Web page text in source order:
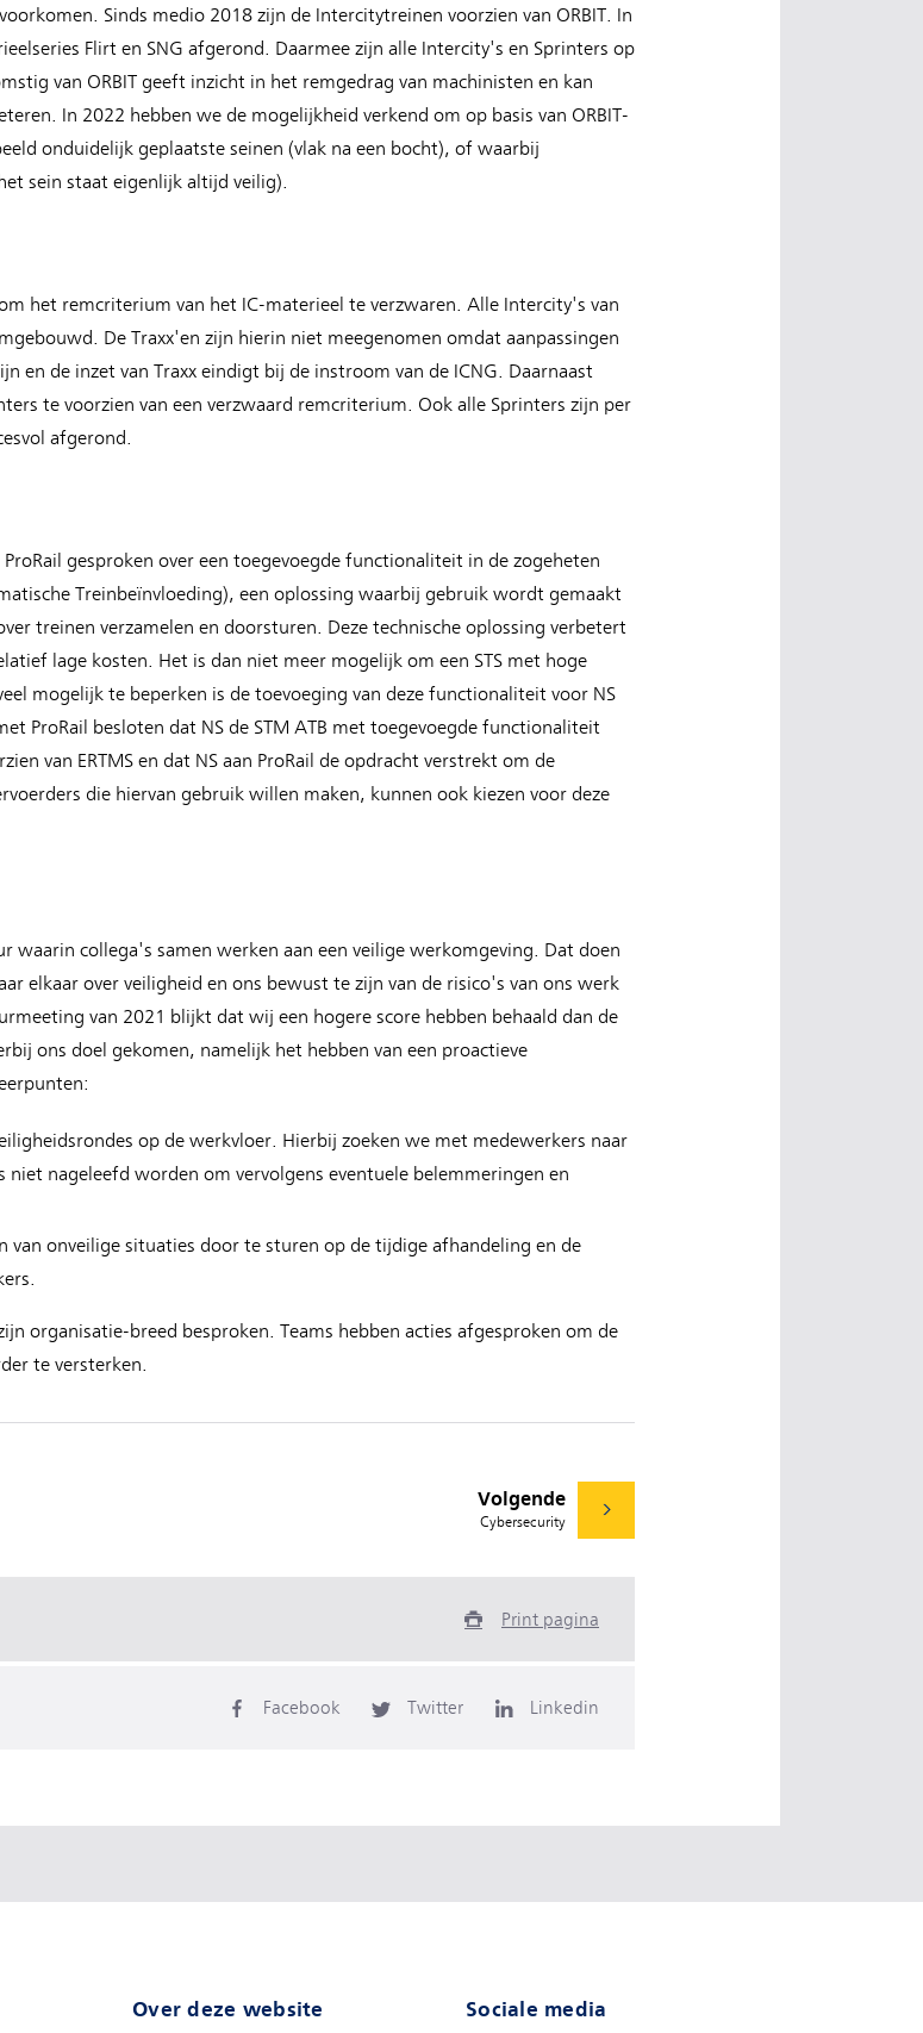
Sinds medio 2018 zijn de Intercitytreinen voorzien van ORBIT. In
Flirt en SNG afgerond. Daarmee zijn alle Intercity's en Sprinters op
van ORBIT geeft inzicht in het remgedrag van machinisten en kan
In 2022 hebben we de mogelijkheid verkend om op basis van ORBIT-
onduidelijk geplaatste seinen (vlak na een bocht), of waarbij
sein staat eigenlijk altijd veilig).
het remcriterium van het IC-materieel te verzwaren. Alle Intercity's van
De Traxx'en zijn hierin niet meegenomen omdat aanpassingen
en de inzet van Traxx eindigt bij de instroom van de ICNG. Daarnaast
te voorzien van een verzwaard remcriterium. Ook alle Sprinters zijn per
afgerond.
gesproken over een toegevoegde functionaliteit in de zogeheten
Treinbeïnvloeding), een oplossing waarbij gebruik wordt gemaakt
treinen verzamelen en doorsturen. Deze technische oplossing verbetert
lage kosten. Het is dan niet meer mogelijk om een STS met hoge
mogelijk te beperken is de toevoeging van deze functionaliteit voor NS
ProRail besloten dat NS de STM ATB met toegevoegde functionaliteit
van ERTMS en dat NS aan ProRail de opdracht verstrekt om de
die hiervan gebruik willen maken, kunnen ook kiezen voor deze
waarin collega's samen werken aan een veilige werkomgeving. Dat doen
elkaar over veiligheid en ons bewust te zijn van de risico's van ons werk
van 2021 blijkt dat wij een hogere score hebben behaald dan de
ons doel gekomen, namelijk het hebben van een proactieve
op de werkvloer. Hierbij zoeken we met medewerkers naar
niet nageleefd worden om vervolgens eventuele belemmeringen en
van onveilige situaties door te sturen op de tijdige afhandeling en de
organisatie-breed besproken. Teams hebben acties afgesproken om de
te versterken.
Volgende
Cybersecurity
Print pagina
Facebook Twitter Linkedin
Over deze website Sociale media